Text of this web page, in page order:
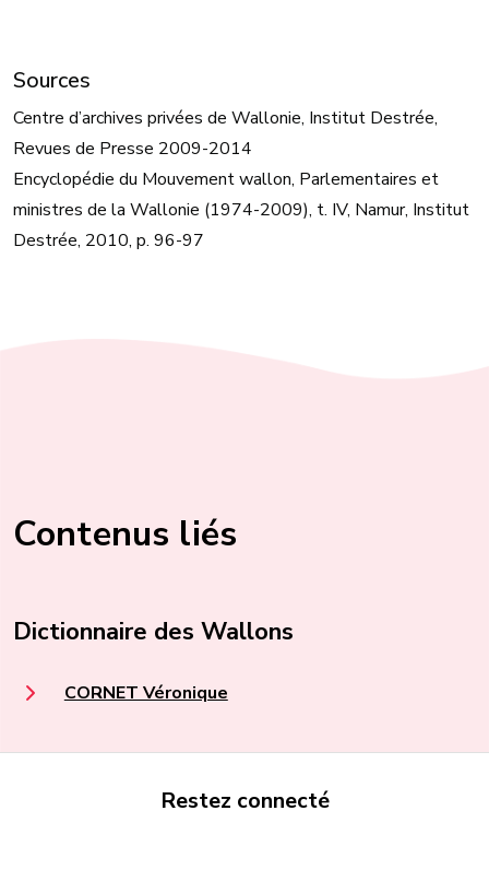
Sources
Centre d’archives privées de Wallonie, Institut Destrée,
Revues de Presse 2009-2014
Encyclopédie du Mouvement wallon, Parlementaires et
ministres de la Wallonie (1974-2009), t. IV, Namur, Institut
Destrée, 2010, p. 96-97
Contenus liés
Dictionnaire des Wallons
CORNET Véronique
Restez connecté